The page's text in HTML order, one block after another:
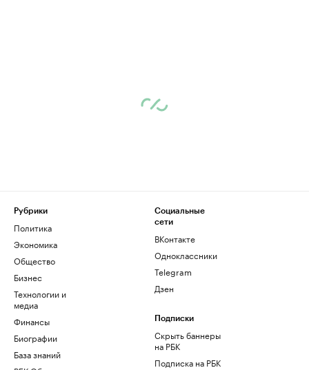
Рубрики
Политика
Экономика
Общество
Бизнес
Технологии и
медиа
Финансы
Биографии
База знаний
Социальные
сети
ВКонтакте
Одноклассники
Telegram
Дзен
Подписки
Скрыть баннеры
на РБК
Подписка на РБК